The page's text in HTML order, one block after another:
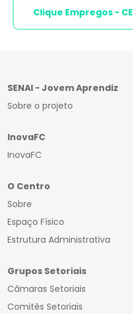
Clique Empregos - CE
SENAI - Jovem Aprendiz
Sobre o projeto
InovaFC
InovaFC
O Centro
Sobre
Espaço Físico
Estrutura Administrativa
Grupos Setoriais
Câmaras Setoriais
Comitês Setoriais